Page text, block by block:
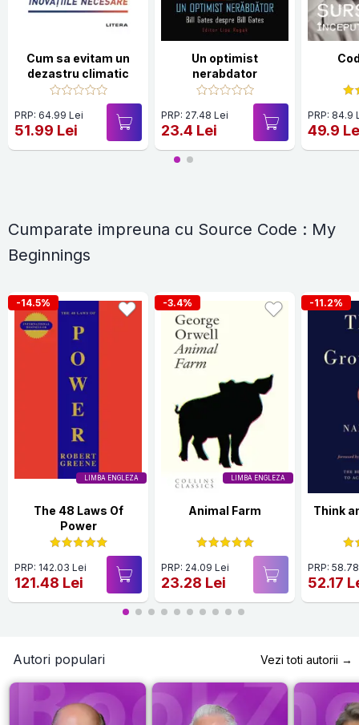
Cum sa evitam un
dezastru climatic
PRP: 64.99 Lei
51.99 Lei
Un optimist
nerabdator
PRP: 27.48 Lei
23.4 Lei
PRP: 84.9
49.9
Cumparate impreuna cu Source Code : My
Beginnings
LIMBA ENGLEZA
-14.5%
The 48 Laws Of
Power
PRP: 142.03 Lei
121.48 Lei
LIMBA ENGLEZA
-3.4%
Animal Farm
PRP: 24.09 Lei
23.28 Lei
-11.2%
Think
PRP:
52.17
Autori populari Vezi toti autorii →